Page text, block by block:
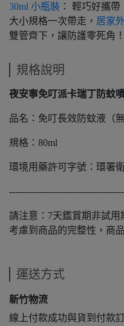
30ml 小瓶裝 ： 輕巧好攜
大小規格一次帶走， 居家
雙管齊下，讓防護零死角！
規格說明
夜安寧免叮派卡瑞丁防蚊
品名：免叮長效防蚊液（無
規格：80ml
環境用藥許可字號：環署
請注意：7天鑑賞期非試用
考慮到商品的完整性，商
運送方式
新竹物流
線上付款成功與貨到付款